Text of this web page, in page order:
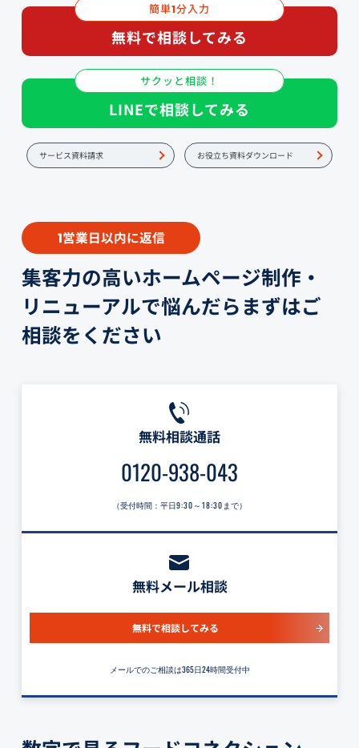
簡単1分入力
無料で相談してみる
サクッと相談！
LINEで相談してみる
サービス資料請求 お役立ち資料ダウンロード
1営業日以内に返信
集客力の高いホームページ制作・
リニューアルで悩んだらまずはご
相談をください
無料相談通話
0120-938-043
（受付時間：平日9:30～18:30 まで）
無料メール相談
無料で相談してみる
メールでのご相談は365日24時間受付中